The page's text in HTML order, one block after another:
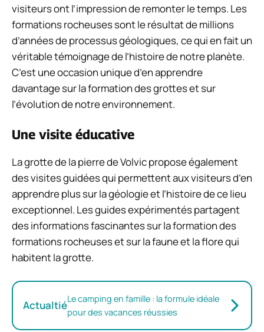
visiteurs ont l’impression de remonter le temps. Les
formations rocheuses sont le résultat de millions
d’années de processus géologiques, ce qui en fait un
véritable témoignage de l’histoire de notre planète.
C’est une occasion unique d’en apprendre
davantage sur la formation des grottes et sur
l’évolution de notre environnement.
Une visite éducative
La grotte de la pierre de Volvic propose également
des visites guidées qui permettent aux visiteurs d’en
apprendre plus sur la géologie et l’histoire de ce lieu
exceptionnel. Les guides expérimentés partagent
des informations fascinantes sur la formation des
formations rocheuses et sur la faune et la flore qui
habitent la grotte.
ActualtiéLe camping en famille : la formule idéale
pour des vacances réussies